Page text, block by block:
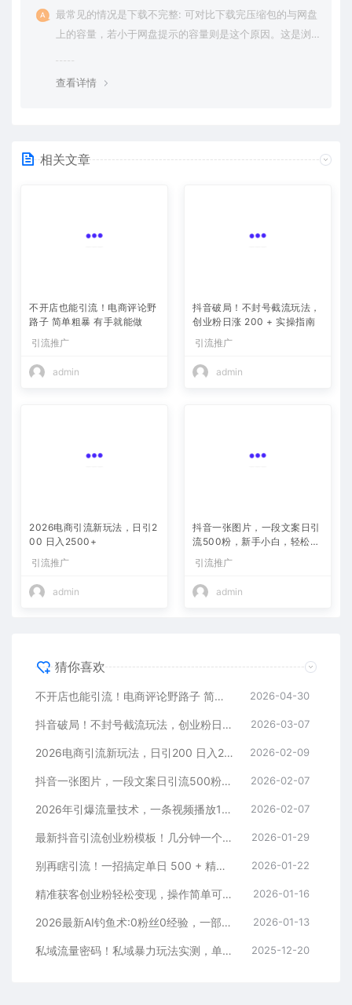
最常见的情况是下载不完整: 可对比下载完压缩包的与网盘
上的容量，若小于网盘提示的容量则是这个原因。这是浏
查看详情
相关文章
不开店也能引流！电商评论野
路子 简单粗暴 有手就能做
引流推广
admin
创业粉日涨 200 + 实操指南
2026电商引流新玩法，日引2
00 日入2500+
引流推广
admin
抖音一张图片，一段文案日引
流500粉，新手小白，轻松上
引流推广
admin
猜你喜欢
不开店也能引流！电商评论野路子 简单粗暴 有手就能做 2026-04-30
抖音破局！不封号截流玩法，创业粉日涨 200 + 实操指南 2026-03-07
2026电商引流新玩法，日引200 日入2500+ 2026-02-09
抖音一张图片，一段文案日引流500粉，新手小白，轻松上手 2026-02-07
2026年引爆流量技术，一条视频播放100W＋，无脑发，小白轻松上手 2026-02-07
最新抖音引流创业粉模板！几分钟一个视频，非常暴力，小白直接可上手操作！ 2026-01-29
别再瞎引流！一招搞定单日 500 + 精准粉，微信直接爆仓 2026-01-22
精准获客创业粉轻松变现，操作简单可放大，单日轻松3000+ 2026-01-16
2026最新AI钓鱼术:0粉丝0经验，一部手机就能开启赚钱模式 2026-01-13
私域流量密码！私域暴力玩法实测，单日 500 + 精准粉直接加满 2025-12-20